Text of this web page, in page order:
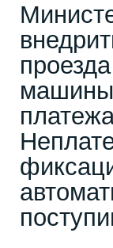
машины